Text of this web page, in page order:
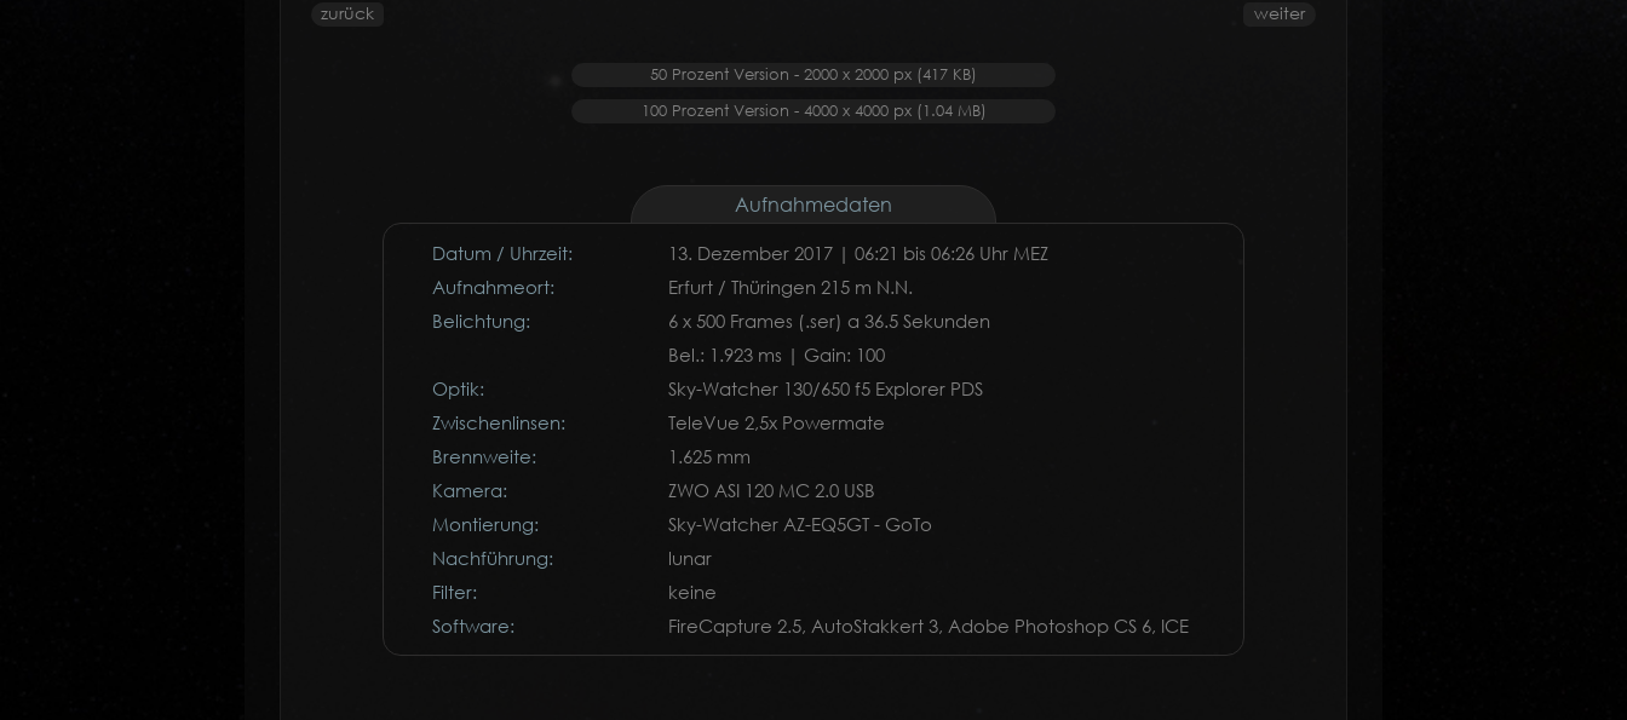
zurück weiter
50 Prozent Version - 2000 x 2000 px (417 KB)
100 Prozent Version - 4000 x 4000 px (1.04 MB)
Aufnahmedaten
Datum / Uhrzeit:
13. Dezember 2017 | 06:21 bis 06:26 Uhr MEZ
Aufnahmeort:
Erfurt / Thüringen 215 m N.N.
Belichtung:
6 x 500 Frames (.ser) a 36.5 Sekunden
Bel.: 1.923 ms | Gain: 100
Optik:
Sky-Watcher 130/650 f5 Explorer PDS
Zwischenlinsen:
TeleVue 2,5x Powermate
Brennweite:
1.625 mm
Kamera:
ZWO ASI 120 MC 2.0 USB
Montierung:
Sky-Watcher AZ-EQ5GT - GoTo
Nachführung:
lunar
Filter:
keine
Software:
FireCapture 2.5, AutoStakkert 3, Adobe Photoshop CS 6, ICE